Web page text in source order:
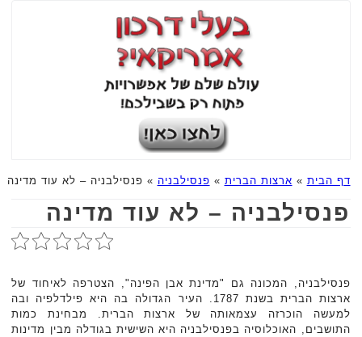
דף הבית » ארצות הברית » פנסילבניה » פנסילבניה – לא עוד מדינה
פנסילבניה – לא עוד מדינה
פנסילבניה, המכונה גם "מדינת אבן הפינה", הצטרפה לאיחוד של
ארצות הברית בשנת 1787. העיר הגדולה בה היא פילדלפיה ובה
למעשה הוכרזה עצמאותה של ארצות הברית. מבחינת כמות
התושבים, האוכלוסיה בפנסילבניה היא השישית בגודלה מבין מדינות